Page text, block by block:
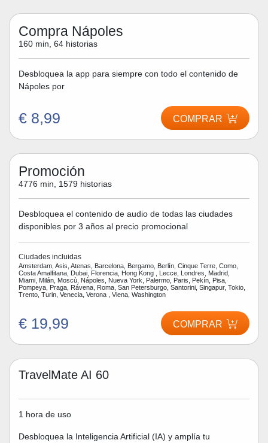
Compra Nápoles
160 min, 64 historias
Desbloquea la app para siempre con todo el contenido de
Nápoles por
€ 8,99 COMPRAR
Promoción
4776 min, 1579 historias
Desbloquea el contenido de audio de todas las ciudades
disponibles por 3 años al precio promocional
Ciudades incluidas
Amsterdam, Asis, Atenas, Barcelona, Bergamo, Berlín, Cinque Terre, Como,
Costa Amalfitana, Dubai, Florencia, Hong Kong , Lecce, Londres, Madrid,
Miami, Milán, Moscù, Nápoles, Nueva York, Palermo, Paris, Pekín, Pisa,
Pompeya, Praga, Rávena, Roma, San Petersburgo, Santorini, Singapur, Tokio,
Trento, Turin, Venecia, Verona , Viena, Washington
€ 19,99 COMPRAR
TravelMate AI 60
1 hora de uso
Desbloquea la Inteligencia Artificial (IA) y amplía tu